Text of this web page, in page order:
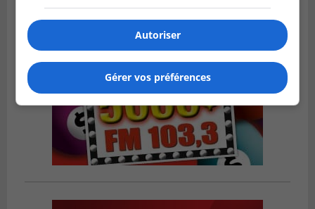
Autoriser
Gérer vos préférences